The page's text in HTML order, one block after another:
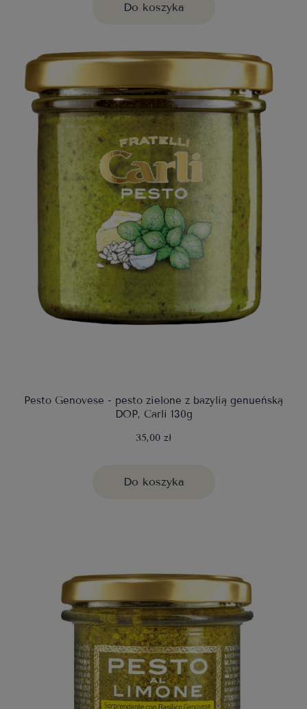
Do koszyka
Pesto Genovese - pesto zielone z bazylią genueńską
DOP, Carli 130g
35,00 zł
Do koszyka